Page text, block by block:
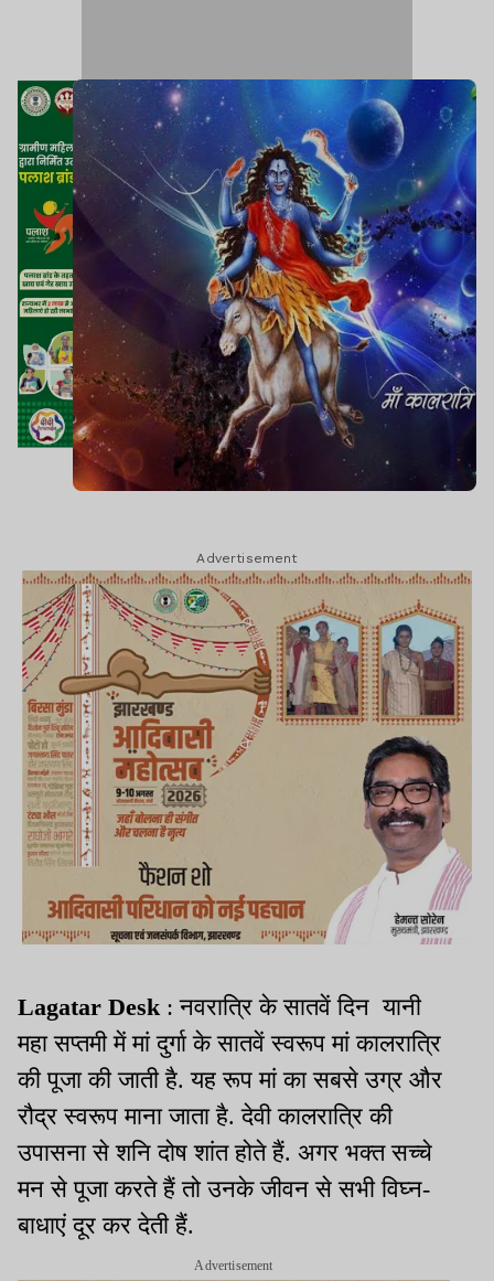
Advertisement
Lagatar Desk : नवरात्रि के सातवें दिन यानी
महा सप्तमी में मां दुर्गा के सातवें स्वरूप मां कालरात्रि
की पूजा की जाती है. यह रूप मां का सबसे उग्र और
रौद्र स्वरूप माना जाता है. देवी कालरात्रि की
उपासना से शनि दोष शांत होते हैं. अगर भक्त सच्चे
मन से पूजा करते हैं तो उनके जीवन से सभी विघ्न-
बाधाएं दूर कर देती हैं.
Advertisement